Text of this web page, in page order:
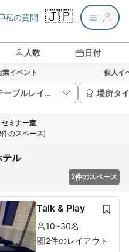
私の質問 🇯🇵
人数 日付
業イベント 個人イ
テーブルレイアウト 場所タ
ミナー室
のスペース)
テル
2件のスペース
Talk & Play
10~30名
2件のレイアウト